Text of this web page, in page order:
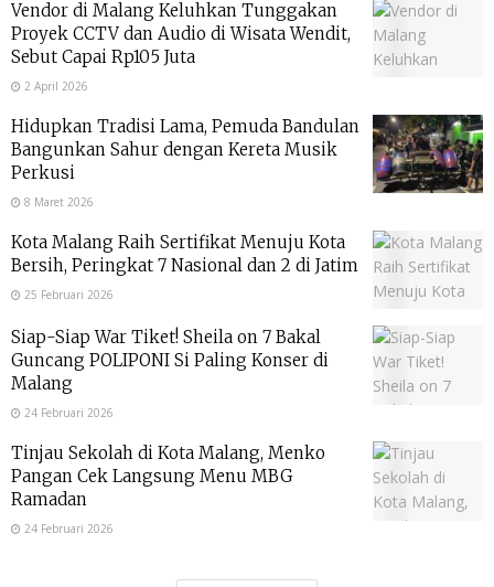
Vendor di Malang Keluhkan Tunggakan
Proyek CCTV dan Audio di Wisata Wendit,
Sebut Capai Rp105 Juta
2 April 2026
Hidupkan Tradisi Lama, Pemuda Bandulan
Bangunkan Sahur dengan Kereta Musik
Perkusi
8 Maret 2026
Kota Malang Raih Sertifikat Menuju Kota
Bersih, Peringkat 7 Nasional dan 2 di Jatim
25 Februari 2026
Siap-Siap War Tiket! Sheila on 7 Bakal
Guncang POLIPONI Si Paling Konser di
Malang
24 Februari 2026
Tinjau Sekolah di Kota Malang, Menko
Pangan Cek Langsung Menu MBG
Ramadan
24 Februari 2026